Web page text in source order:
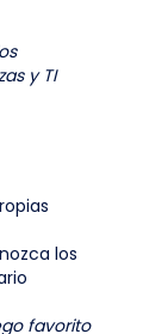
y TI
los
favorito